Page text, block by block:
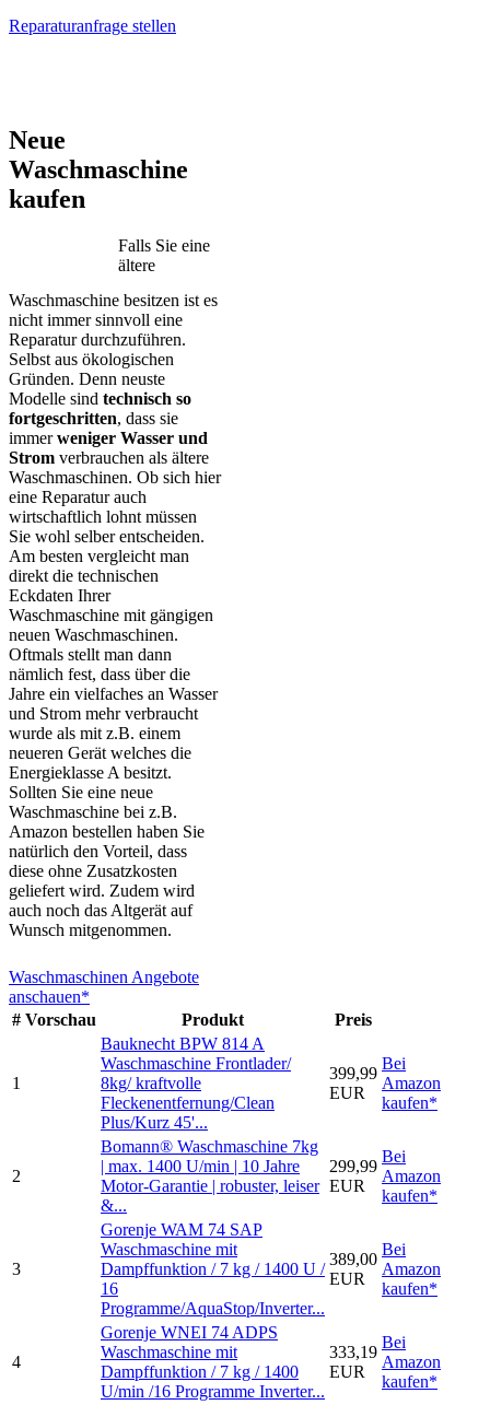
Reparaturanfrage stellen
Neue
Waschmaschine
kaufen
Falls Sie eine
ältere
Waschmaschine besitzen ist es
nicht immer sinnvoll eine
Reparatur durchzuführen.
Selbst aus ökologischen
Gründen. Denn neuste
Modelle sind technisch so
fortgeschritten, dass sie
immerweniger Wasser und
Strom verbrauchen als ältere
Waschmaschinen. Ob sich hier
eine Reparatur auch
wirtschaftlich lohnt müssen
Sie wohl selber entscheiden.
Am besten vergleicht man
direkt die technischen
Eckdaten Ihrer
Waschmaschine mit gängigen
neuen Waschmaschinen.
Oftmals stellt man dann
nämlich fest, dass über die
Jahre ein vielfaches an Wasser
und Strom mehr verbraucht
wurde als mit z.B. einem
neueren Gerät welches die
Energieklasse A besitzt.
Sollten Sie eine neue
Waschmaschine bei z.B.
Amazon bestellen haben Sie
natürlich den Vorteil, dass
diese ohne Zusatzkosten
geliefert wird. Zudem wird
auch noch das Altgerät auf
Wunsch mitgenommen.
Waschmaschinen Angebote
anschauen*
# Vorschau Produkt Preis
1
Bauknecht BPW 814 A
Waschmaschine Frontlader/
8kg/ kraftvolle
Fleckenentfernung/Clean
Plus/Kurz 45'...
399,99
EUR
Bei
Amazon
kaufen*
2
Bomann® Waschmaschine 7kg
| max. 1400 U/min | 10 Jahre
Motor-Garantie | robuster, leiser
&...
299,99
EUR
Bei
Amazon
kaufen*
3
Gorenje WAM 74 SAP
Waschmaschine mit
Dampffunktion / 7 kg / 1400 U /
16
Programme/AquaStop/Inverter...
389,00
EUR
Bei
Amazon
kaufen*
4
Gorenje WNEI 74 ADPS
Waschmaschine mit
Dampffunktion / 7 kg / 1400
U/min /16 Programme Inverter...
333,19
EUR
Bei
Amazon
kaufen*